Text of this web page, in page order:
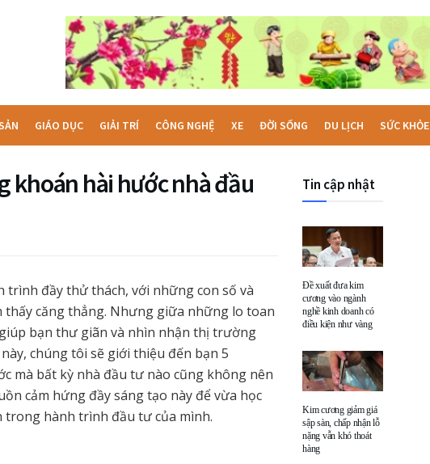
GIÁO DỤC GIẢI TRÍ CÔNG NGHỆ XE ĐỜI SỐNG DU LỊCH SỨC KHỎE
khoán hài hước nhà đầu
đầy thử thách, với những con số và
căng thẳng. Nhưng giữa những lo toan
bạn thư giãn và nhìn nhận thị trường
chúng tôi sẽ giới thiệu đến bạn 5
mà bất kỳ nhà đầu tư nào cũng không nên
cảm hứng đầy sáng tạo này để vừa học
hành trình đầu tư của mình.
Tin cập nhật
Đề xuất đưa kim
cương vào ngành
nghề kinh doanh có
điều kiện như vàng
Kim cương giảm giá
sập sàn, chấp nhận lỗ
nặng vẫn khó thoát
hàng